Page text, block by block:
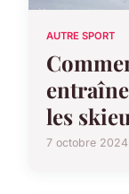
AUTRE SPORT
les
7 octobre 2024